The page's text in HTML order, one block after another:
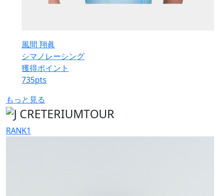
風間 翔眞
シマノレーシング
獲得ポイント
735pts
もっと見る
RANK1